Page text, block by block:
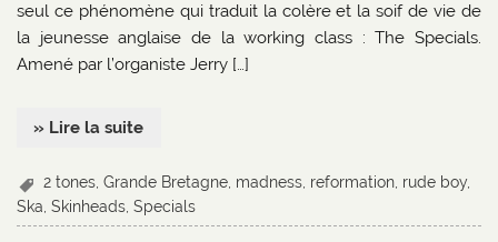
seul ce phénomène qui traduit la colère et la soif de vie de
la jeunesse anglaise de la working class : The Specials.
Amené par l’organiste Jerry […]
» Lire la suite
2 tones,Grande Bretagne, madness, reformation, rude boy,
Ska ,Skinheads ,Specials